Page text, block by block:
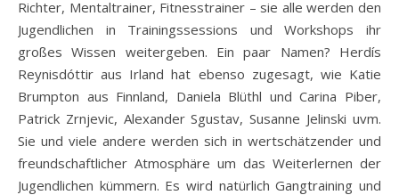
Richter, Mentaltrainer, Fitnesstrainer – sie alle werden den
Jugendlichen in Trainingssessions und Workshops ihr
großes Wissen weitergeben. Ein paar Namen? Herdís
Reynisdóttir aus Irland hat ebenso zugesagt, wie Katie
Brumpton aus Finnland, Daniela Blüthl und Carina Piber,
Patrick Zrnjevic, Alexander Sgustav, Susanne Jelinski uvm.
Sie und viele andere werden sich in wertschätzender und
freundschaftlicher Atmosphäre um das Weiterlernen der
Jugendlichen kümmern. Es wird natürlich Gangtraining und